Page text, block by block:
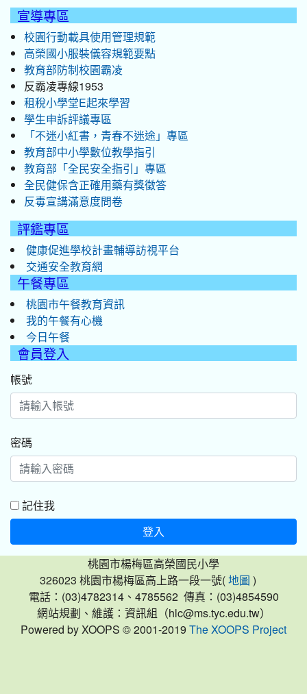
宣導專區
校園行動載具使用管理規範
高榮國小服裝儀容規範要點
教育部防制校園霸凌
反霸凌專線1953
租稅小學堂E起來學習
學生申訴評議專區
「不迷小紅書，青春不迷途」專區
教育部中小學數位教學指引
教育部「全民安全指引」專區
全民健保含正確用藥有獎徵答
反毒宣講滿意度問卷
評鑑專區
健康促進學校計畫輔導訪視平台
交通安全教育網
午餐專區
桃園市午餐教育資訊
我的午餐有心機
今日午餐
會員登入
帳號
密碼
記住我
登入
桃園市楊梅區高榮國民小學
326023 桃園市楊梅區高上路一段一號( 地圖 )
電話：(03)4782314、4785562 傳真：(03)4854590
網站規劃、維護：資訊組（hlc@ms.tyc.edu.tw）
Powered by XOOPS © 2001-2019 The XOOPS Project